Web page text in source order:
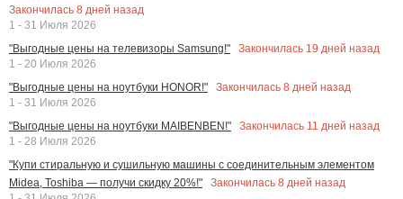
Закончилась 8 дней назад
1 - 31 Июля 2026
"Выгодные цены на телевизоры Samsung!"
Закончилась 19 дней назад
1 - 20 Июля 2026
"Выгодные цены на ноутбуки HONOR!"
Закончилась 8 дней назад
1 - 31 Июля 2026
"Выгодные цены на ноутбуки MAIBENBEN!"
Закончилась 11 дней назад
1 - 28 Июля 2026
"Купи стиральную и сушильную машины с соединительным элементом
Midea, Toshiba — получи скидку 20%!"
Закончилась 8 дней назад